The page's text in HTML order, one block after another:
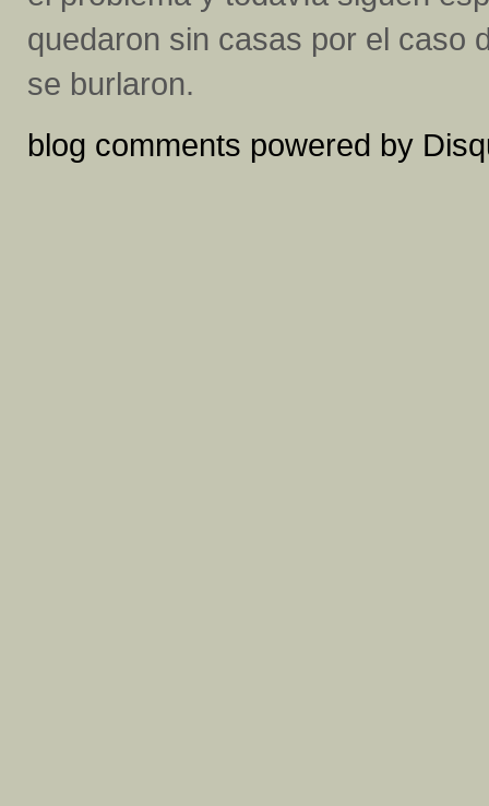
quedaron sin casas por el caso
se burlaron.
blog comments powered by